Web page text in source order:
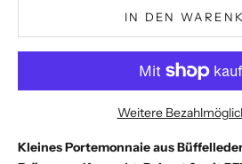
IN DEN
Weitere
Kleines Portemonnaie aus